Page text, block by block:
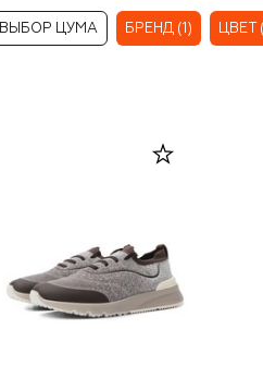
ВЫБОР ЦУМА БРЕНД (1) ЦВЕТ